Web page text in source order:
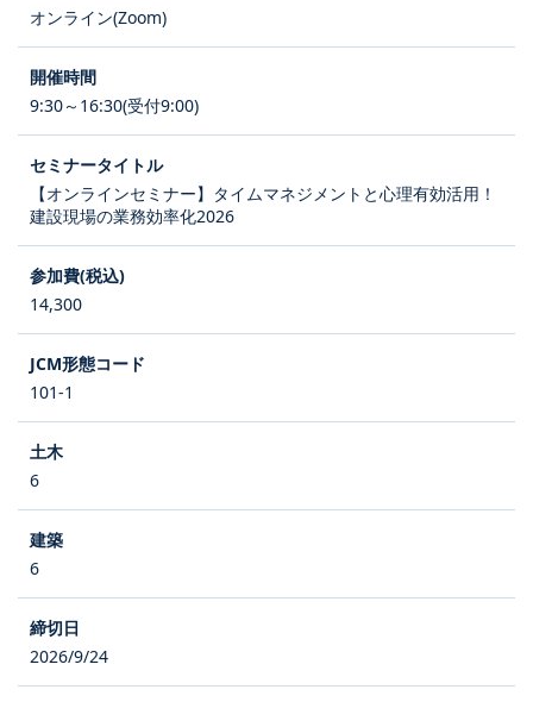
オンライン(Zoom)
9:30～16:30(受付9:00)
【オンラインセミナー】タイムマネジメントと心理有効活用！
建設現場の業務効率化2026
14,300
101-1
6
6
2026/9/24